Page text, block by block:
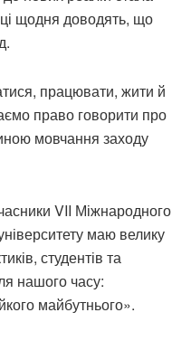
щодня доводять, що
працювати, жити й
право говорити про
мовчання заходу
VII Міжнародного
маю велику
студентів та
нашого часу:
майбутнього».